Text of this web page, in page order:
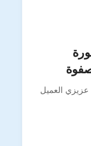
العميل